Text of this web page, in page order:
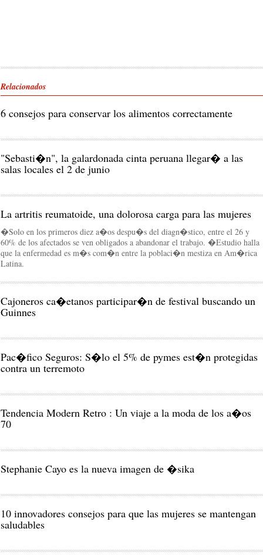
Relacionados
6 consejos para conservar los alimentos correctamente
"Sebasti�n", la galardonada cinta peruana llegar� a las
salas locales el 2 de junio
La artritis reumatoide, una dolorosa carga para las mujeres
�Solo en los primeros diez a�os despu�s del diagn�stico, entre el 26 y
60% de los afectados se ven obligados a abandonar el trabajo. �Estudio halla
que la enfermedad es m�s com�n entre la poblaci�n mestiza en Am�rica
Latina.
Cajoneros ca�etanos participar�n de festival buscando un
Guinnes
Pac�fico Seguros: S�lo el 5% de pymes est�n protegidas
contra un terremoto
Tendencia Modern Retro : Un viaje a la moda de los a�os
70
Stephanie Cayo es la nueva imagen de �sika
10 innovadores consejos para que las mujeres se mantengan
saludables